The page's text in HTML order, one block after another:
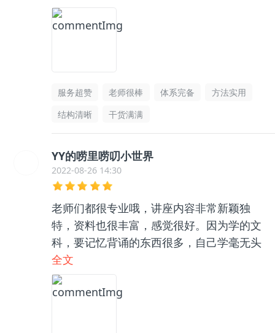
服务超赞 老师很棒 体系完备
方法实用
结构清晰
干货满满
YY的唠里唠叨小世界
2022-08-26 14:30
老师们都很专业哦，讲座内容非常新颖独
特，资料也很丰富，感觉很好。因为学的文
科，要记忆背诵的东西很多，自己学毫无头
绪，和咨询老师聊了之后收获很大，逻辑框
架清晰了很多，总之很推荐👍🏻
全文